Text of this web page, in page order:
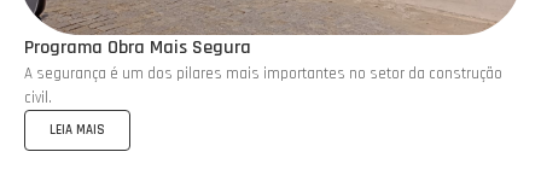
Programa Obra Mais Segura
A segurança é um dos pilares mais importantes no setor da construção
civil.
LEIA MAIS